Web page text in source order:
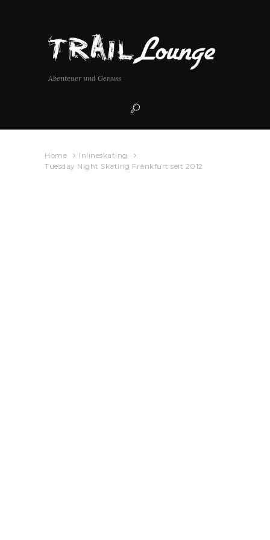
Abenteuer und Genuss
Home
Inlineskating
Tuesday Night Skating Frankfurt seit 2012